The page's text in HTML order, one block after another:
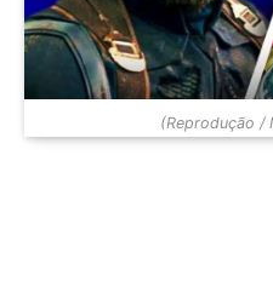
(Reprodução /